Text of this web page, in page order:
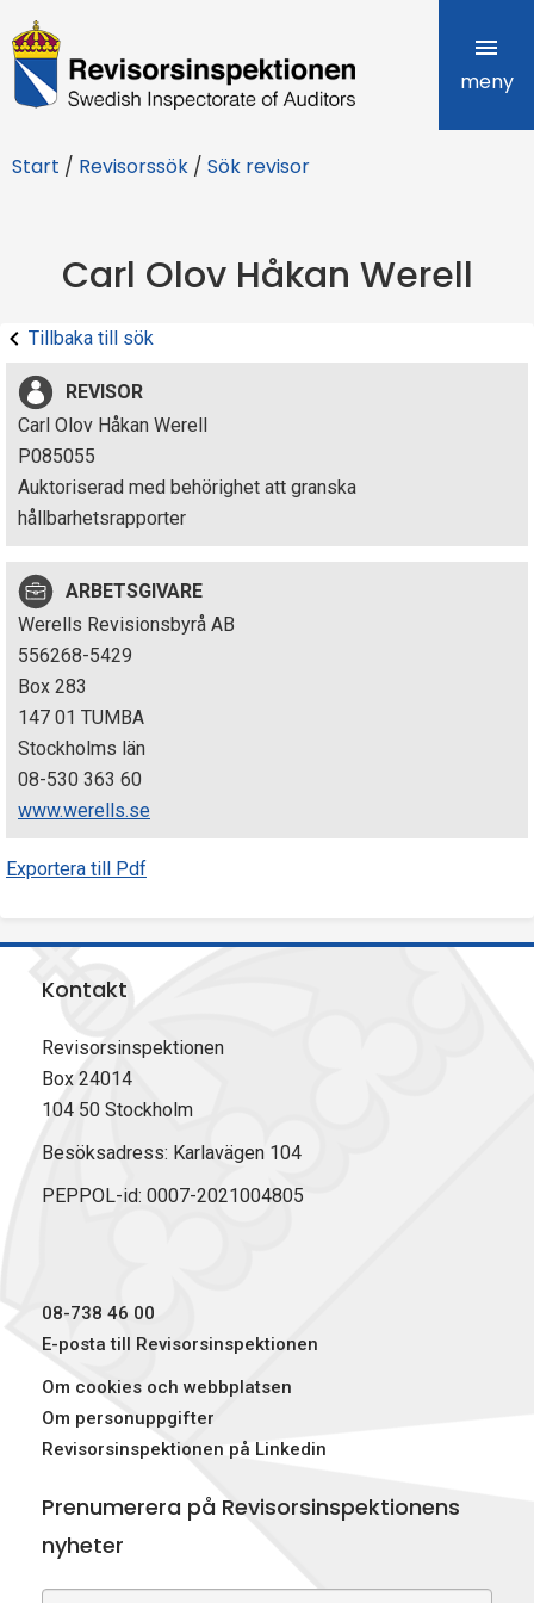
R
e
i
r
s
i
n
s
p
e
k
t
i
o
n
n
meny
Start / Revisorssök / Sök revisor
Carl Olov Håkan Werell
Tillbaka till sök
REVISOR
Carl Olov Håkan Werell
P085055
Auktoriserad med behörighet att granska
hållbarhetsrapporter
ARBETSGIVARE
Werells Revisionsbyrå AB
556268-5429
Box 283
147 01 TUMBA
Stockholms län
08-530 363 60
www.werells.se
Exportera till Pdf
Kontakt
Revisorsinspektionen
Box 24014
104 50 Stockholm
Besöksadress: Karlavägen 104
PEPPOL-id: 0007-2021004805
08-738 46 00
E-posta till Revisorsinspektionen
Om cookies och webbplatsen
Om personuppgifter
Revisorsinspektionen på Linkedin
Prenumerera på Revisorsinspektionens
nyheter